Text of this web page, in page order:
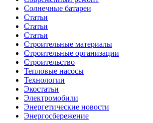
Солнечные батареи
Статьи
Статьи
Статьи
Строительные материалы
Строительные организации
Строительство
Тепловые насосы
Технологии
Экостатьи
Электромобили
Энергетические новости
Энергосбережение